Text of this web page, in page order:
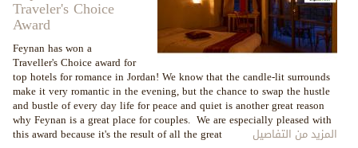
Traveler's Choice
Award
Feynan has won a
Traveller's Choice award for
top hotels for romance in Jordan! We know that the candle-lit surrounds
make it very romantic in the evening, but the chance to swap the hustle
and bustle of every day life for peace and quiet is another great reason
why Feynan is a great place for couples. We are especially pleased with
this award because it's the result of all the great المزيد من التفاصيل